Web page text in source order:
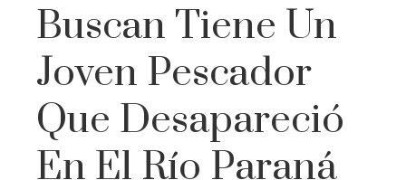
Buscan Tiene Un
Joven Pescador
Que Desapareció
En El Río Paraná